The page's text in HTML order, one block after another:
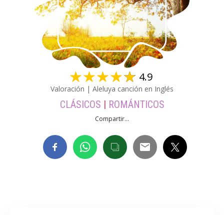
☆☆☆☆☆ 4.9
Valoración | Aleluya canción en Inglés
CLÁSICOS ROMÁNTICOS
Compartir...